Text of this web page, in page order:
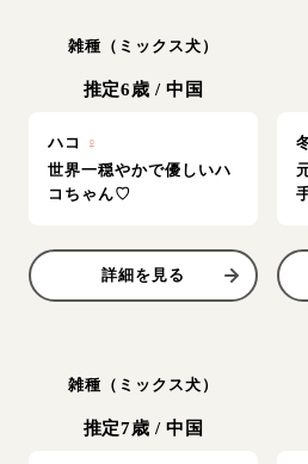
雑種（ミックス犬）
推定6歳 / 中国
ハコ
♀
世界一穏やかで優しいハ
コちゃん♡
詳細を見る
雑種（ミックス犬）
推定7歳 / 中国